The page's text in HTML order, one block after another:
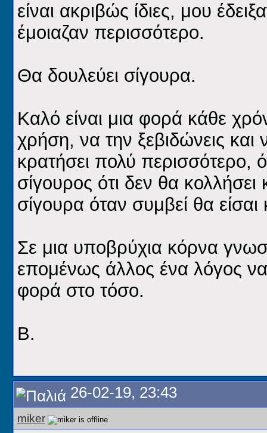
είναι ακριβώς ίδιες, μου
έμοιαζαν περισσότερο.
Θα δουλεύει σίγουρα.
Καλό είναι μια φορά κάθε
χρήση, να την ξεβιδώνεις και
κρατήσει πολύ περισσότερο,
σίγουρος ότι δεν θα
σίγουρα όταν συμβεί θα
Σε μια υποβρύχια κόρνα
επομένως άλλος ένα λόγος να
φορά στο τόσο.
Β.
26-02-19, 23:43
miker